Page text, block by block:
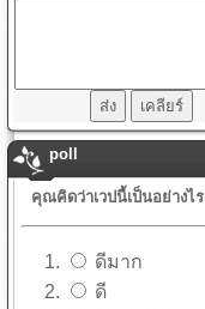
poll
คุณคิดว่าเวปนี้เป็นอย่างไร
ดีมาก
ดี